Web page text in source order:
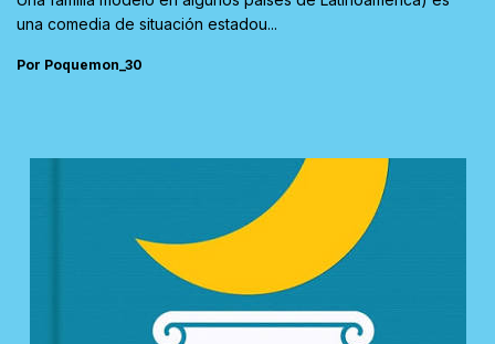
una comedia de situación estadou...
Por Poquemon_30